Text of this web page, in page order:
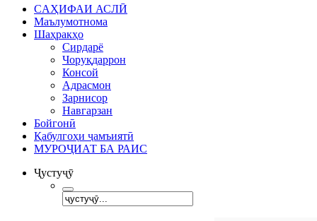
CАҲИФАИ АСЛӢ
Маълумотнома
Шаҳракҳо
Сирдарё
Чоруқдаррон
Консой
Адрасмон
Зарнисор
Навгарзан
Бойгонӣ
Қабулгоҳи ҷамъиятӣ
МУРОҶИАТ БА РАИС
Ҷустуҷӯ